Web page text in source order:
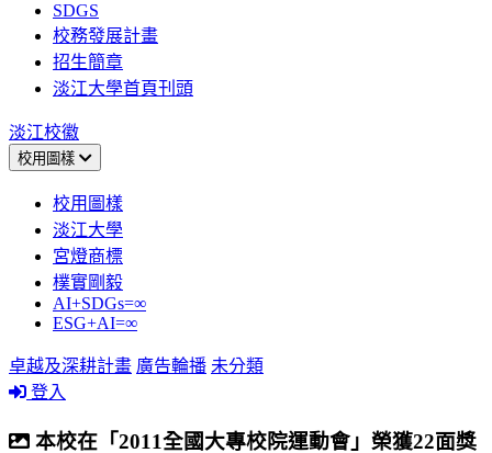
SDGS
校務發展計畫
招生簡章
淡江大學首頁刊頭
淡江校徽
校用圖樣
校用圖樣
淡江大學
宮燈商標
樸實剛毅
AI+SDGs=∞
ESG+AI=∞
卓越及深耕計畫 廣告輪播 未分類
登入
本校在「2011全國大專校院運動會」榮獲22面獎